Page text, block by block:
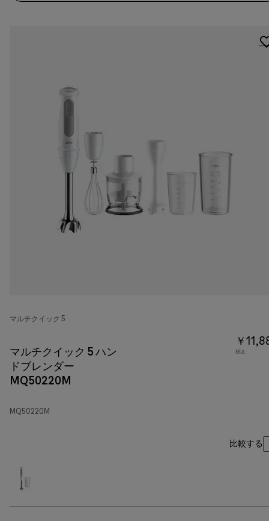
マルチクイック 5
マルチクイック 5 ハン
ドブレンダー
MQ50220M
MQ50220M
￥
税込
比較する